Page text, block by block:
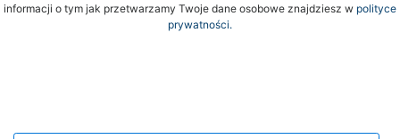
informacji o tym jak przetwarzamy Twoje dane osobowe znajdziesz w polityce
prywatności.